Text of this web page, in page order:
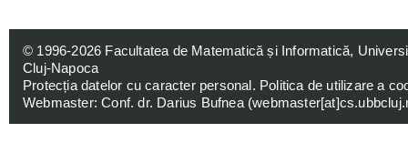
© 1996-2026 Facultatea de Matematică și Informatică,
Cluj-Napoca
Protecția datelor cu caracter personal. Politica de utilizare a
Webmaster: Conf. dr. Darius Bufnea (